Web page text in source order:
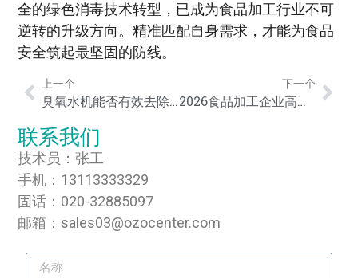
全的绿色消毒技术转型，已成为食品加工行业不可
逆转的升级方向。精准匹配自身需求，才能为食品
安全筑起最坚固的防线。
上一个
臭氧水机能否有效去除农药残留？5大商用果蔬清洗方式深度实测与效能对比
下一个
2026食品加工企业高效消毒方案对比与臭氧水机全场景选购深度指南
联系我们
技术员：张工
手机：13113333329
固话：020-32885097
邮箱：sales03@ozocenter.com